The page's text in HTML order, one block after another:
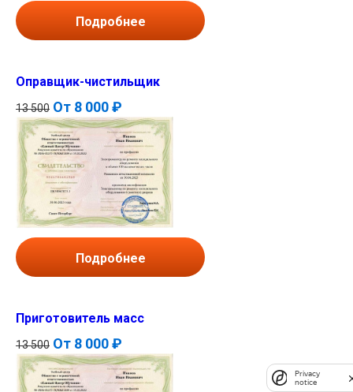
Подробнее
Оправщик-чистильщик
13 500 От 8 000 ₽
Подробнее
Приготовитель масс
13 500 От 8 000 ₽
Privacy
notice